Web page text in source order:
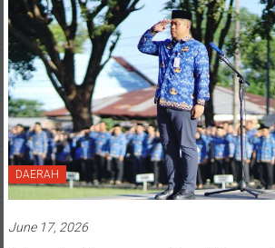
DAERAH
June 17, 2026